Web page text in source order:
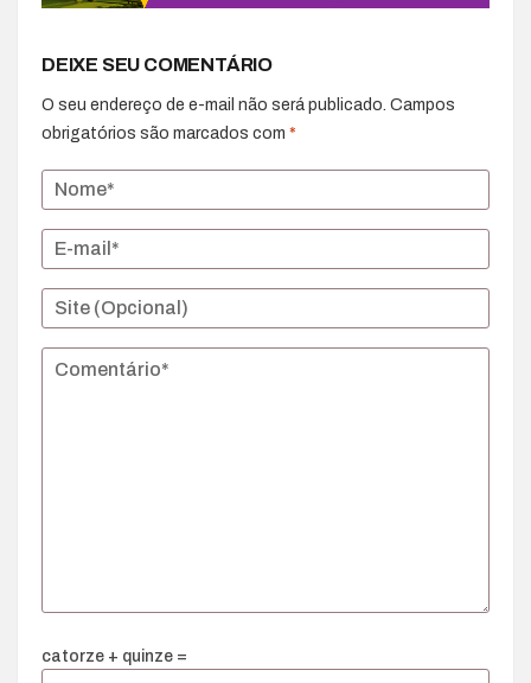
DEIXE SEU COMENTÁRIO
O seu endereço de e-mail não será publicado. Campos
obrigatórios são marcados com *
catorze + quinze =